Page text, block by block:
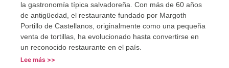
la gastronomía típica salvadoreña. Con más de 60 años
de antigüedad, el restaurante fundado por Margoth
Portillo de Castellanos, originalmente como una pequeña
venta de tortillas, ha evolucionado hasta convertirse en
un reconocido restaurante en el país.
Lee más >>